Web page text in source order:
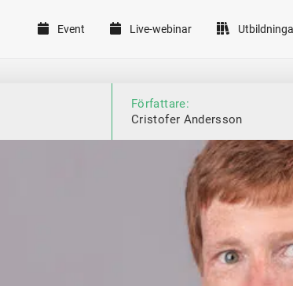
Event Live-webinar
Författare:
Cristofer Andersson